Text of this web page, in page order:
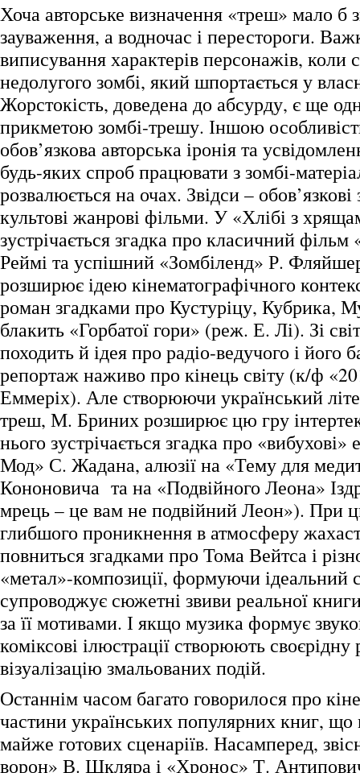
Хоча авторське визначення «треш» мало б
зауваження, а водночас і перестороги.
виписування характерів персонажів, коли
недолугого зомбі, який шпортається у
Жорстокість, доведена до абсурду, є ще
прикметою зомбі-трешу. Іншою
обов’язкова авторська іронія та
будь-яких спроб працювати з зомбі-
розвалюється на очах. Звідси –
культові жанрові фільми. У «Хлібі з
зустрічається згадка про класичний
Реймі та успішний «Зомбіленд» Р.
розширює ідею кінематографічного
роман згадками про Кустуріцу, Кубрика,
блакить «Горбатої гори» (реж. Е. Лі). Зі
походить й ідея про радіо-ведучого і його
репортаж наживо про кінець світу (к/ф
Еммеріх). Але створюючи український
треш, М. Бриних розширює цю гру
нього зустрічається згадка про
Мод» С. Жадана, алюзії на «Тему для
Кононовича та на «Подвійного Леона»
мрець – це вам не подвійний Леон»). При
глибшого проникнення в атмосферу
повниться згадками про Тома Вейтса і
«метал»-композиції, формуючи ідеальний
супроводжує сюжетні звиви реальної
за її мотивами. І якщо музика формує
коміксові ілюстрації створюють своєрідну
візуалізацію змальованих подій.
Останнім часом багато говорилося про
частини українських популярних книг,
майже готових сценаріїв. Насамперед,
ворон» В. Шкляра і «Хронос» Т.